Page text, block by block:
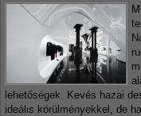
lehetőségek. Kevés hazai
ideális körülményekkel, de